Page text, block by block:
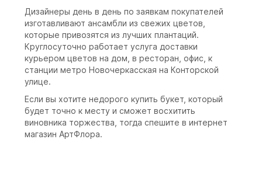
Дизайнеры день в день по заявкам покупателей
изготавливают ансамбли из свежих цветов,
которые привозятся из лучших плантаций.
Круглосуточно работает услуга доставки
курьером цветов на дом, в ресторан, офис, к
станции метро Новочеркасская на Конторской
улице.
Если вы хотите недорого купить букет, который
будет точно к месту и сможет восхитить
виновника торжества, тогда спешите в интернет
магазин АртФлора.